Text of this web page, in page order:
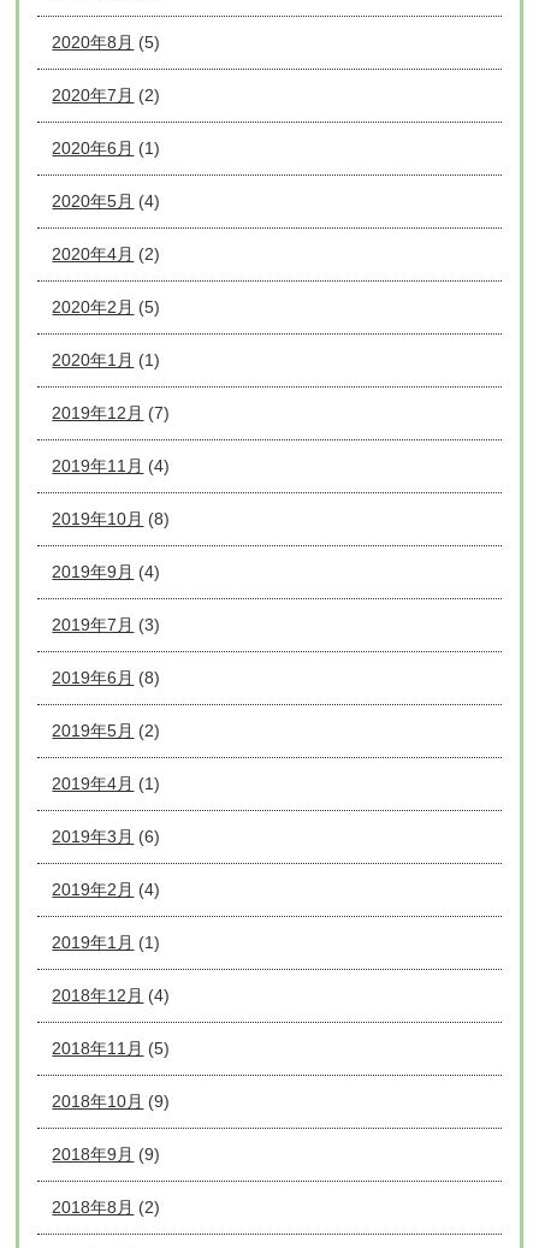
2020年8月 (5)
2020年7月 (2)
2020年6月 (1)
2020年5月 (4)
2020年4月 (2)
2020年2月 (5)
2020年1月 (1)
2019年12月 (7)
2019年11月 (4)
2019年10月 (8)
2019年9月 (4)
2019年7月 (3)
2019年6月 (8)
2019年5月 (2)
2019年4月 (1)
2019年3月 (6)
2019年2月 (4)
2019年1月 (1)
2018年12月 (4)
2018年11月 (5)
2018年10月 (9)
2018年9月 (9)
2018年8月 (2)